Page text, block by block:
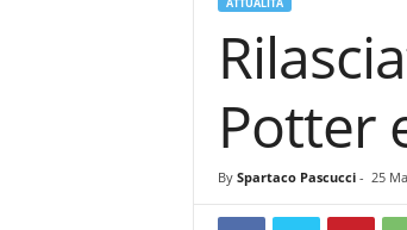
Potter
By Spartaco Pascucci- 25